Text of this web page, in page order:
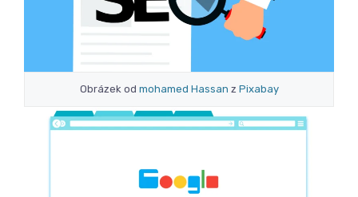
Obrázek od mohamed Hassan z Pixabay